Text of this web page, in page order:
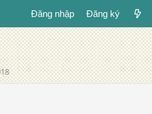
Đăng nhập Đăng ký